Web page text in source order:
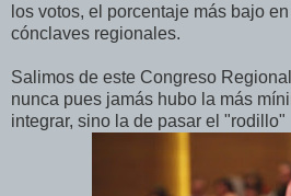
los votos, el porcentaje más bajo
cónclaves regionales.
Salimos de este Congreso
nunca pues jamás hubo la más
integrar, sino la de pasar el "rodillo"